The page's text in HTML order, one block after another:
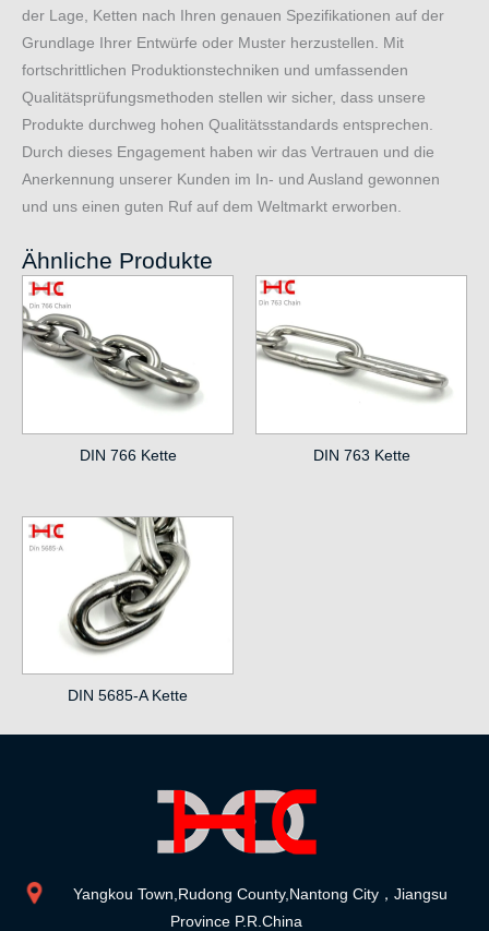
der Lage, Ketten nach Ihren genauen Spezifikationen auf der
Grundlage Ihrer Entwürfe oder Muster herzustellen. Mit
fortschrittlichen Produktionstechniken und umfassenden
Qualitätsprüfungsmethoden stellen wir sicher, dass unsere
Produkte durchweg hohen Qualitätsstandards entsprechen.
Durch dieses Engagement haben wir das Vertrauen und die
Anerkennung unserer Kunden im In- und Ausland gewonnen
und uns einen guten Ruf auf dem Weltmarkt erworben.
Ähnliche Produkte
DIN 766 Kette DIN 763 Kette
DIN 5685-A Kette
Yangkou Town,Rudong County,Nantong City，Jiangsu
Province P.R.China